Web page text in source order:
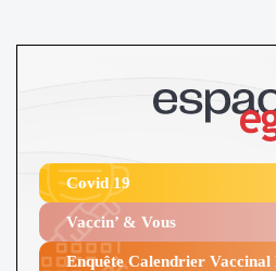
Covid 19
Vaccin’ & Vous
Enquête Calendrier Vaccinal